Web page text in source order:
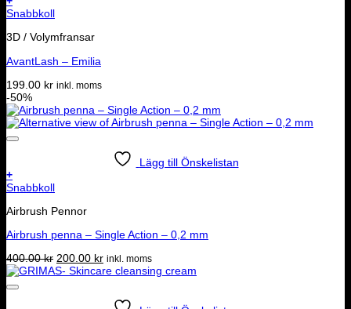
Snabbkoll
3D / Volymfransar
AvantLash – Emilia
199.00 kr inkl. moms
-50%
Lägg till Önskelistan
+
Snabbkoll
Airbrush Pennor
Airbrush penna – Single Action – 0,2 mm
400.00kr Det
ursprungliga
200.00 krDet
nuvarande
inkl. moms